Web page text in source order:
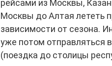
рейсами из Москвы,
Москвы до Алтая лететь
зависимости от сезона.
уже потом отправляться
(поездка до столицы